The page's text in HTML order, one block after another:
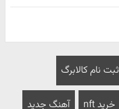
ثبت نام کالابرگ
خرید nft آهنگ جدید